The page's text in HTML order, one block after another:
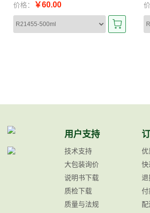
价格： ￥60.00
用户支持
技术支持
大包装询价
说明书下载
质检下载
质量与法规
优
快
退
付
配